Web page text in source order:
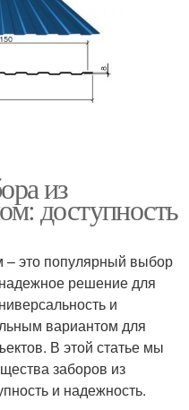
из
доступность
это популярный выбор
решение для
и
вариантом для
В этой статье мы
заборов из
и надежность.